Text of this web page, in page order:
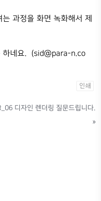
과정을 화면 녹화해서 제
하네요. (sid@para-n.co
인쇄
디자인 렌더링 질문드립니다.
»